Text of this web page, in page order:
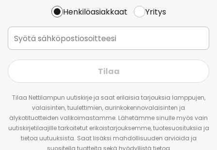
Henkilöasiakkaat Yritys
Tilaa
Tilaa Nettilampun uutiskirje ja saat erilaisia tarjouksia lamppujen,
valaisinten, tuulettimien, aurinkokennovalaisinten ja
älykotituotteiden valikoimastamme. Lähetämme sinulle myös vain
uutiskirjetilaajille tarkoitetut erikoistarjouksemme, tuotesuosituksia ja
tietoa uutuuksista. Saat lisäksi mahdollisuuden arvioida ja
suositella tuotteita sekä hyödyllistä tietoa